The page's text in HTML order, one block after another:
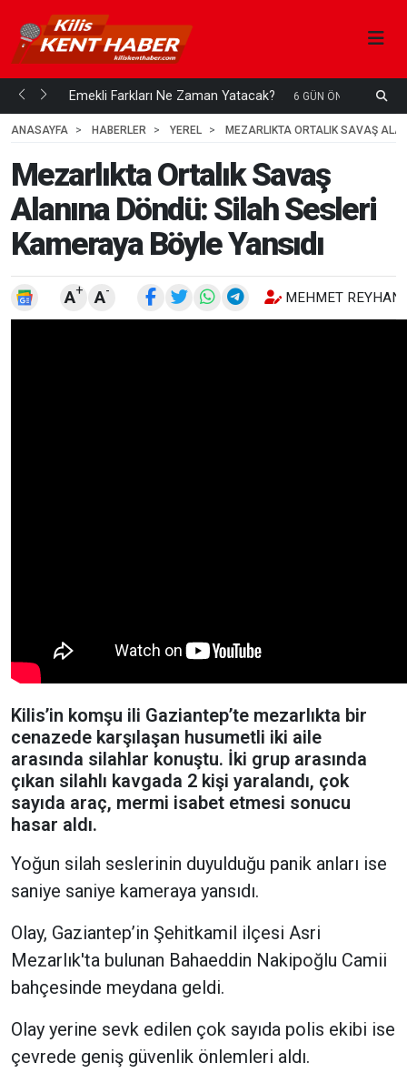
mi... Emekli Farkları Ne Zaman Yatacak? 6 GÜN ÖNCE
ANASAYFA
HABERLER YEREL MEZARLIKTA ORTALIK SAVAŞ
Mezarlıkta Ortalık Savaş
Alanına Döndü: Silah Sesleri
Kameraya Böyle Yansıdı
A+ A- MEHMET
Kilis’in komşu ili Gaziantep’te mezarlıkta bir
cenazede karşılaşan husumetli iki aile
arasında silahlar konuştu. İki grup arasında
çıkan silahlı kavgada 2 kişi yaralandı, çok
sayıda araç, mermi isabet etmesi sonucu
hasar aldı.
Yoğun silah seslerinin duyulduğu panik anları ise
saniye saniye kameraya yansıdı.
Olay, Gaziantep’in Şehitkamil ilçesi Asri
Mezarlık'ta bulunan Bahaeddin Nakipoğlu Camii
bahçesinde meydana geldi.
Olay yerine sevk edilen çok sayıda polis ekibi ise
çevrede geniş güvenlik önlemleri aldı.